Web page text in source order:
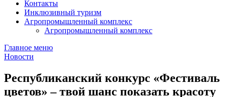
Контакты
Инклюзивный туризм
Агропромышленный комплекс
Агропромышленный комплекс
Главное меню
Новости
Республиканский конкурс «Фестиваль
цветов» – твой шанс показать красоту